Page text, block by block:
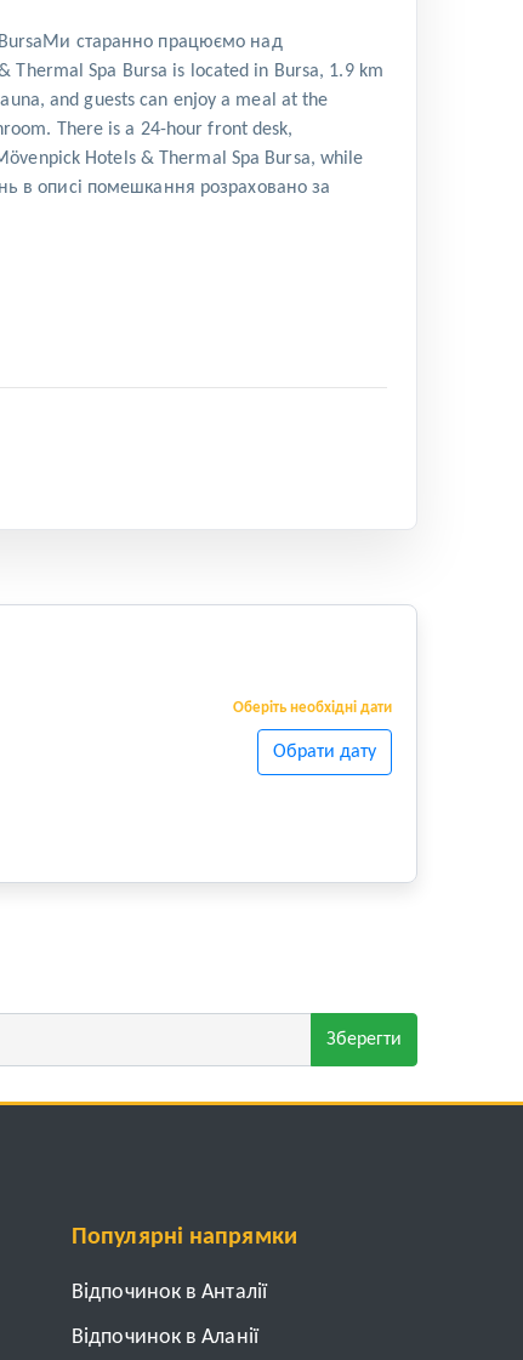
BursaМи старанно працюємо над
Spa Bursa is located in Bursa, 1.9 km
and guests can enjoy a meal at the
There is a 24-hour front desk,
Hotels & Thermal Spa Bursa, while
в описі помешкання розраховано за
Оберіть необхідні дати
Обрати дату
Зберегти
Популярні напрямки
Відпочинок в Анталії
Відпочинок в Аланії